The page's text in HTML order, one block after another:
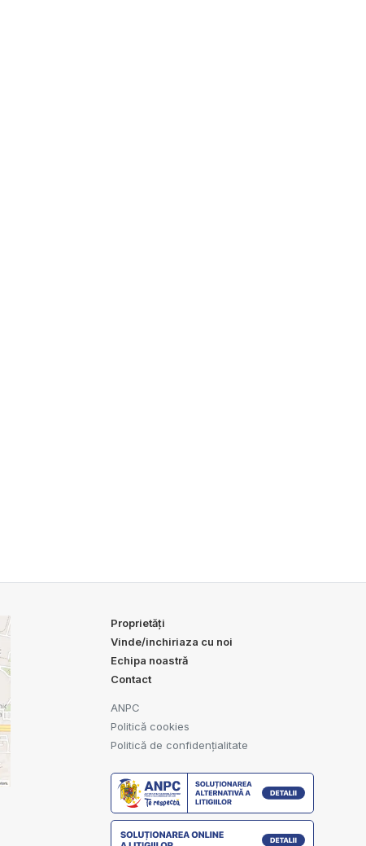
Proprietăți
Vinde/inchiriaza cu noi
Echipa noastră
Contact
ANPC
Politică cookies
Politică de confidențialitate